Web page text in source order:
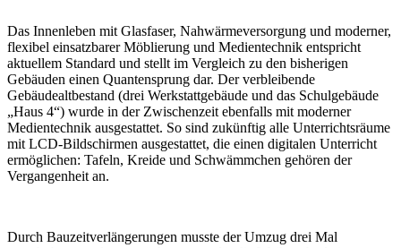
Das Innenleben mit Glasfaser, Nahwärmeversorgung und moderner,
flexibel einsatzbarer Möblierung und Medientechnik entspricht
aktuellem Standard und stellt im Vergleich zu den bisherigen
Gebäuden einen Quantensprung dar. Der verbleibende
Gebäudealtbestand (drei Werkstattgebäude und das Schulgebäude
„Haus 4“) wurde in der Zwischenzeit ebenfalls mit moderner
Medientechnik ausgestattet. So sind zukünftig alle Unterrichtsräume
mit LCD-Bildschirmen ausgestattet, die einen digitalen Unterricht
ermöglichen: Tafeln, Kreide und Schwämmchen gehören der
Vergangenheit an.
Durch Bauzeitverlängerungen musste der Umzug drei Mal